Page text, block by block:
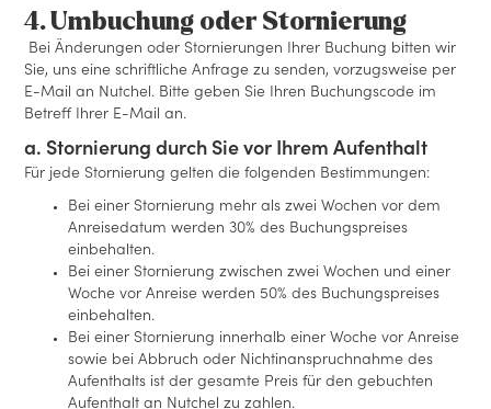
4. Umbuchung oder Stornierung
Bei Änderungen oder Stornierungen Ihrer Buchung bitten wir
Sie, uns eine schriftliche Anfrage zu senden, vorzugsweise per
E-Mail an Nutchel. Bitte geben Sie Ihren Buchungscode im
Betreff Ihrer E-Mail an.
a. Stornierung durch Sie vor Ihrem Aufenthalt
Für jede Stornierung gelten die folgenden Bestimmungen:
Bei einer Stornierung mehr als zwei Wochen vor dem
Anreisedatum werden 30% des Buchungspreises
einbehalten.
Bei einer Stornierung zwischen zwei Wochen und einer
Woche vor Anreise werden 50% des Buchungspreises
einbehalten.
Bei einer Stornierung innerhalb einer Woche vor Anreise
sowie bei Abbruch oder Nichtinanspruchnahme des
Aufenthalts ist der gesamte Preis für den gebuchten
Aufenthalt an Nutchel zu zahlen.